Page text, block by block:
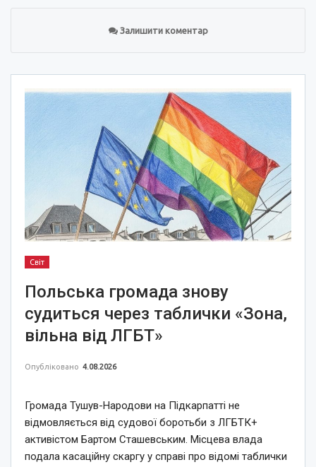
Залишити коментар
Світ
Польська громада знову
судиться через таблички «Зона,
вільна від ЛГБТ»
Опубліковано 4.08.2026
Громада Тушув-Народови на Підкарпатті не
відмовляється від судової боротьби з ЛГБТК+
активістом Бартом Сташевським. Місцева влада
подала касаційну скаргу у справі про відомі таблички